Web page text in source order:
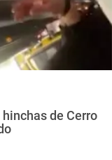
de Cerro